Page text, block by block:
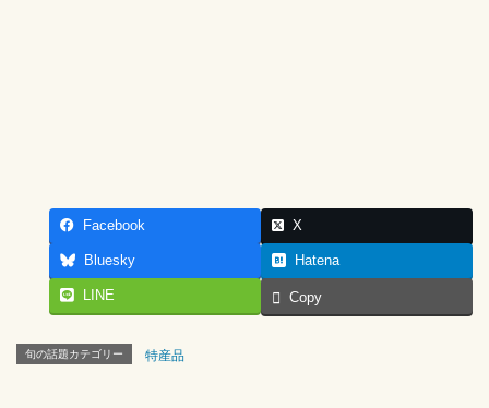
Facebook X
Bluesky Hatena
LINE Copy
旬の話題カテゴリー 特産品